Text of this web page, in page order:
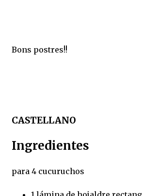
Bons postres!!
CASTELLANO
Ingredientes
para 4 cucuruchos